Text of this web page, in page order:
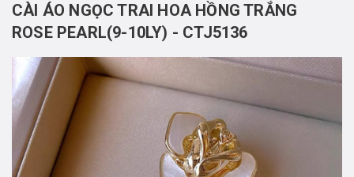
CÀI ÁO NGỌC TRAI HOA HỒNG TRẮNG
ROSE PEARL(9-10LY) - CTJ5136